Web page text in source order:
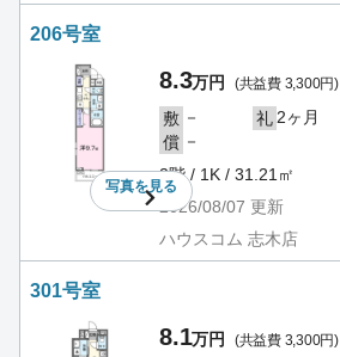
206号室
写真を見る
8.3万円 (共益費 3,300円)
敷 － 礼 2ヶ月
償 －
2階 / 1K / 31.21㎡
2026/08/07 更新
ハウスコム 志木店
301号室
8.1万円 (共益費 3,300円)